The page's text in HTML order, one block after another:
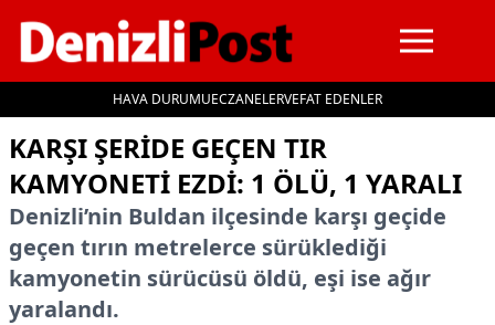
HAVA DURUMUECZANELERVEFAT EDENLER
KARŞI ŞERIDE GEÇEN TIR
KAMYONETI EZDI: 1 ÖLÜ, 1 YARALI
Denizli’nin Buldan ilçesinde karşı geçide
geçen tırın metrelerce sürüklediği
kamyonetin sürücüsü öldü, eşi ise ağır
yaralandı.